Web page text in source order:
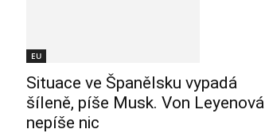
EU
Situace ve Španělsku vypadá
šíleně, píše Musk. Von Leyenová
nepíše nic